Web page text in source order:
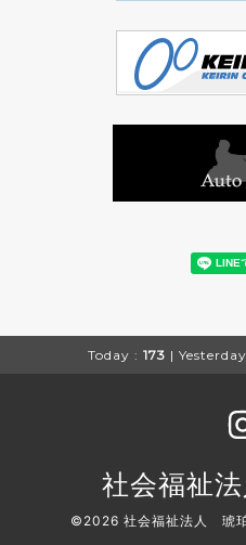
Today : 173 |
社会福祉
©2026 社会福祉法人 琥